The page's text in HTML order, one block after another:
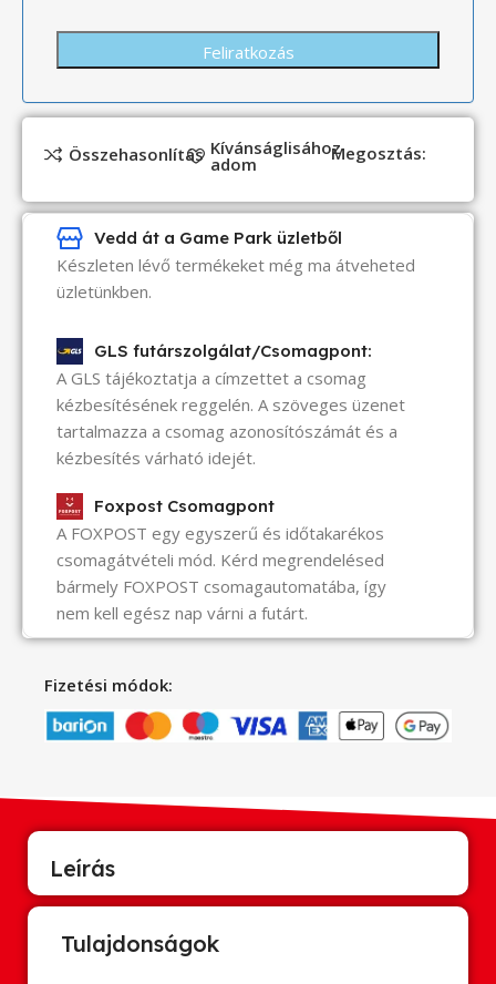
Összehasonlítás Kívánságlisához
adom Megosztás:
Vedd át a Game Park üzletből
Készleten lévő termékeket még ma átveheted
üzletünkben.
GLS futárszolgálat/Csomagpont:
A GLS tájékoztatja a címzettet a csomag
kézbesítésének reggelén. A szöveges üzenet
tartalmazza a csomag azonosítószámát és a
kézbesítés várható idejét.
Foxpost Csomagpont
A FOXPOST egy egyszerű és időtakarékos
csomagátvételi mód. Kérd megrendelésed
bármely FOXPOST csomagautomatába, így
nem kell egész nap várni a futárt.
Fizetési módok:
Leírás
Tulajdonságok